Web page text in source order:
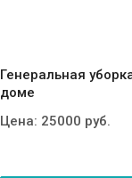
Генеральная
доме
Цена: 25000 руб.